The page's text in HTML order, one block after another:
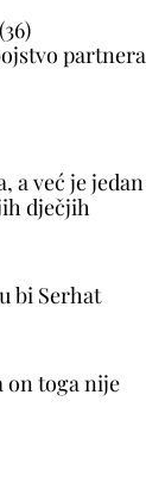
partnera
a već je jedan
dječjih
bi Serhat
on toga nije